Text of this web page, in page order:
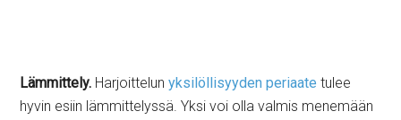
Lämmittely. Harjoittelunyksilöllisyyden periaate tulee
hyvin esiin lämmittelyssä. Yksi voi olla valmis menemään